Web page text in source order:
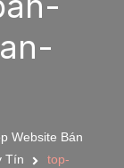
Website Bán
Tín
top-